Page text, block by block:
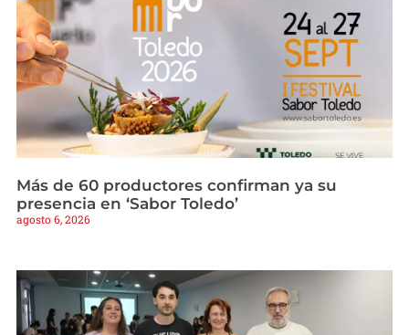
Más de 60 productores confirman ya su
presencia en ‘Sabor Toledo’
agosto 6, 2026